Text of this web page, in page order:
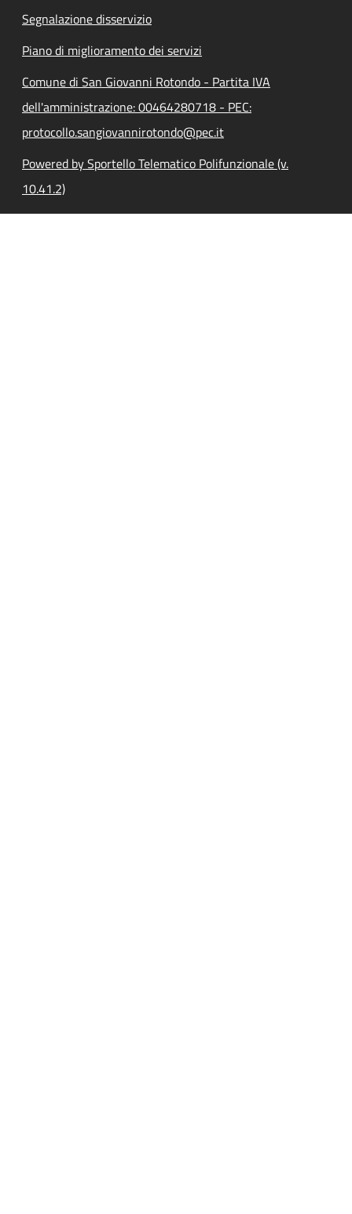
Segnalazione disservizio
Piano di miglioramento dei servizi
Comune di San Giovanni Rotondo - Partita IVA
dell'amministrazione: 00464280718 - PEC:
protocollo.sangiovannirotondo@pec.it
Powered by Sportello Telematico Polifunzionale (v.
10.41.2)